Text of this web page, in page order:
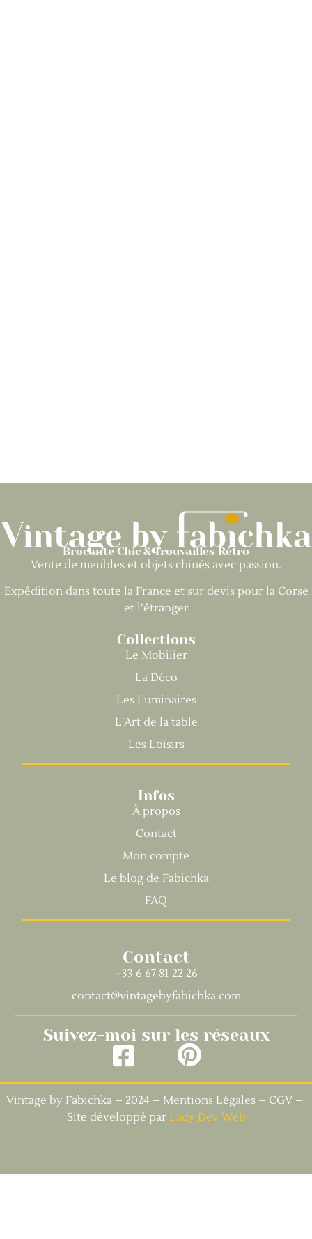
Brocante Chic & Trouvailles Rétro
Vente de meubles et objets chinés avec passion.
Expédition dans toute la France et sur devis pour la Corse
et l’étranger
Collections
Le Mobilier
La Déco
Les Luminaires
L'Art de la table
Les Loisirs
Infos
À propos
Contact
Mon compte
Le blog de Fabichka
FAQ
Contact
+33 6 67 81 22 26
contact@vintagebyfabichka.com
Suivez-moi sur les réseaux
Vintage by Fabichka – 2024 – Mentions Légales – CGV –
Site développé par Lady Dev Web